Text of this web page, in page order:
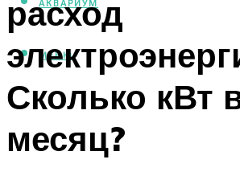
АКВАРИУМ
МЕНЮ
расход
Сколько кВт
месяц?